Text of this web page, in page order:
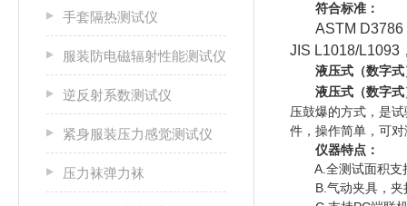
手套隔热测试仪
服装防电磁辐射性能测试仪
逆反射系数测试仪
紧身服装压力感觉测试仪
压力袜弹力袜
符合标准：
ASTM D3786
JIS L1018/L1093
液压式（数字式
液压式（数字
压鼓爆的方式，是
件，操作简单，可
仪器特点：
A.全测试面积支
B.气动夹具，夹